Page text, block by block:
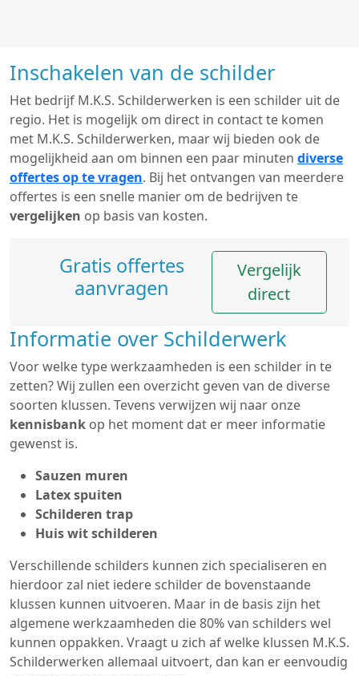
Inschakelen van de schilder
Het bedrijf M.K.S. Schilderwerken is een schilder uit de
regio. Het is mogelijk om direct in contact te komen
met M.K.S. Schilderwerken, maar wij bieden ook de
mogelijkheid aan om binnen een paar minuten diverse
offertes op te vragen. Bij het ontvangen van meerdere
offertes is een snelle manier om de bedrijven te
vergelijken op basis van kosten.
Gratis offertes
aanvragen
Vergelijk
direct
Informatie over Schilderwerk
Voor welke type werkzaamheden is een schilder in te
zetten? Wij zullen een overzicht geven van de diverse
soorten klussen. Tevens verwijzen wij naar onze
kennisbank op het moment dat er meer informatie
gewenst is.
Sauzen muren
Latex spuiten
Schilderen trap
Huis wit schilderen
Verschillende schilders kunnen zich specialiseren en
hierdoor zal niet iedere schilder de bovenstaande
klussen kunnen uitvoeren. Maar in de basis zijn het
algemene werkzaamheden die 80% van schilders wel
kunnen oppakken. Vraagt u zich af welke klussen M.K.S.
Schilderwerken allemaal uitvoert, dan kan er eenvoudig